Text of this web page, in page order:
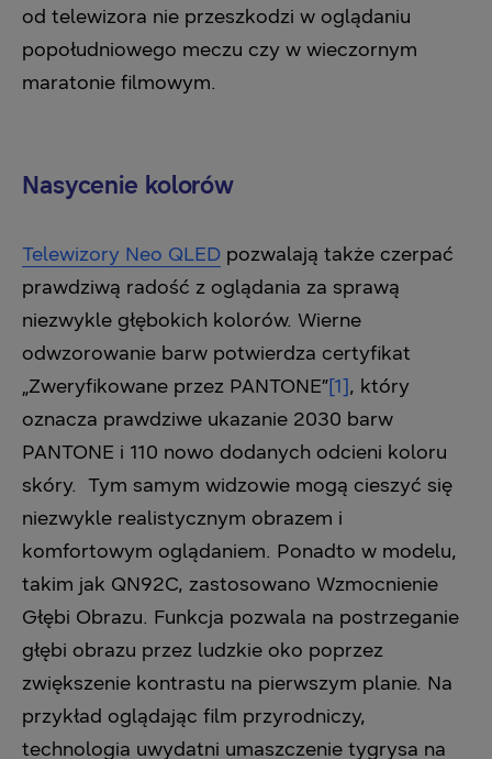
od telewizora nie przeszkodzi w oglądaniu
popołudniowego meczu czy w wieczornym
maratonie filmowym.
Nasycenie kolorów
Telewizory Neo QLED pozwalają także czerpać
prawdziwą radość z oglądania za sprawą
niezwykle głębokich kolorów. Wierne
odwzorowanie barw potwierdza certyfikat
„Zweryfikowane przez PANTONE”[1], który
oznacza prawdziwe ukazanie 2030 barw
PANTONE i 110 nowo dodanych odcieni koloru
skóry. Tym samym widzowie mogą cieszyć się
niezwykle realistycznym obrazem i
komfortowym oglądaniem. Ponadto w modelu,
takim jak QN92C, zastosowano Wzmocnienie
Głębi Obrazu. Funkcja pozwala na postrzeganie
głębi obrazu przez ludzkie oko poprzez
zwiększenie kontrastu na pierwszym planie. Na
przykład oglądając film przyrodniczy,
technologia uwydatni umaszczenie tygrysa na